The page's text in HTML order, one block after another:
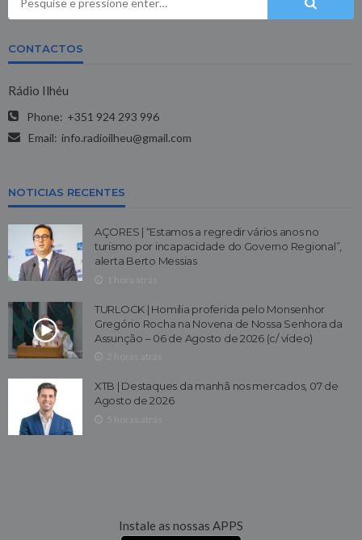
CONTACTOS
Rádio Ilhéu
Phone: +351 924 293 996
Email: info.radioilheu@gmail.com
NOTICIAS RECENTES
AÇORES | “Estamos a regredir vários anos no
turismo por incapacidade do Governo Regional”,
alerta Berto Messias
TURLOCK | Homilia proferida pelo Monsenhor
Gregório Rocha na Novena de Nossa Senhora da
Assunção – 06 de Agosto de 2026 (c/ vídeo)
XTB | Destaques da manhã nos mercados, 07 de
Agosto de 2026
Instale as nossas APPS